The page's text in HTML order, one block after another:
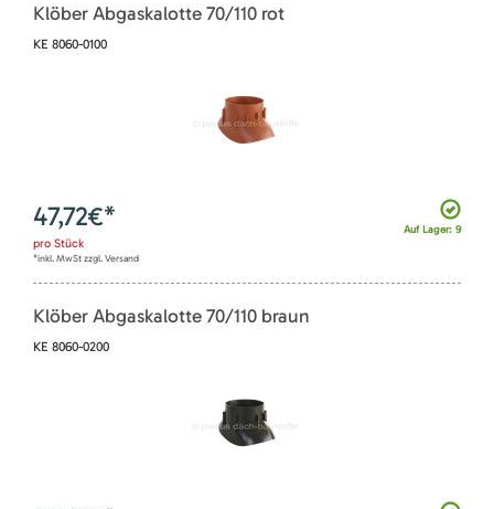
Klöber Abgaskalotte 70/110 rot
KE 8060-0100
Auf Lager: 9
47,72€*
pro Stück
*inkl. MwSt zzgl. Versand
Klöber Abgaskalotte 70/110 braun
KE 8060-0200